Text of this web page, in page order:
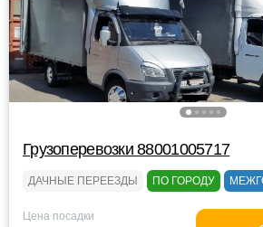
Грузоперевозки 88001005717
ДАЧНЫЕ ПЕРЕЕЗДЫ ПО ГОРОДУ
Цена посадки